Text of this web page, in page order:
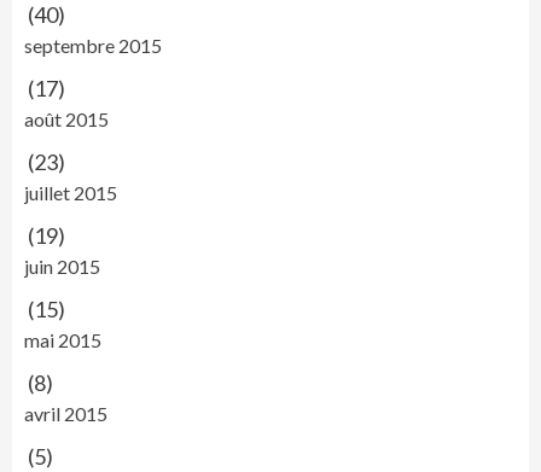
(40)
septembre 2015
(17)
août 2015
(23)
juillet 2015
(19)
juin 2015
(15)
mai 2015
(8)
avril 2015
(5)